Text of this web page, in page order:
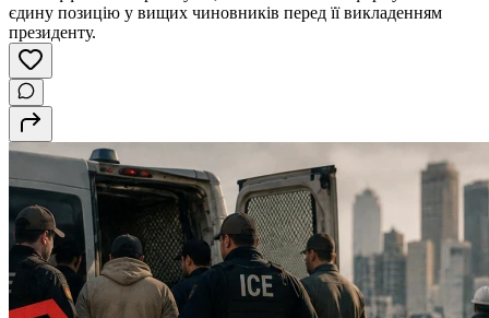
єдину позицію у вищих чиновників перед її викладенням
президенту.